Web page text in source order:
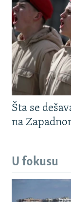
Šta se
na
U fokusu